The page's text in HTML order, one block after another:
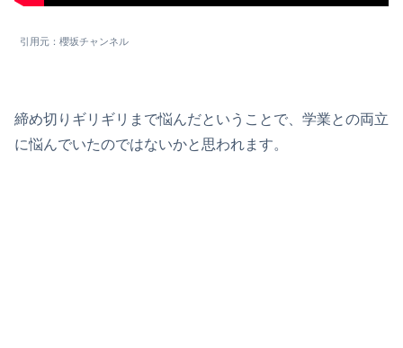
引用元：櫻坂チャンネル
締め切りギリギリまで悩んだということで、学業との両立
に悩んでいたのではないかと思われます。